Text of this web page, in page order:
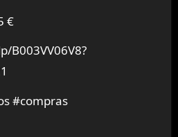
€
B003VV06V8?
#compras